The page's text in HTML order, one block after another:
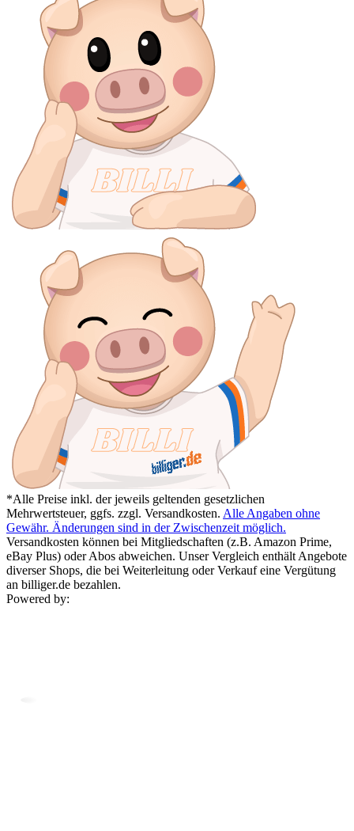
*Alle Preise inkl. der jeweils geltenden gesetzlichen
Mehrwertsteuer, ggfs. zzgl. Versandkosten. Alle Angaben ohne
Gewähr. Änderungen sind in der Zwischenzeit möglich.
Versandkosten können bei Mitgliedschaften (z.B. Amazon Prime,
eBay Plus) oder Abos abweichen. Unser Vergleich enthält Angebote
diverser Shops, die bei Weiterleitung oder Verkauf eine Vergütung
an billiger.de bezahlen.
Powered by: